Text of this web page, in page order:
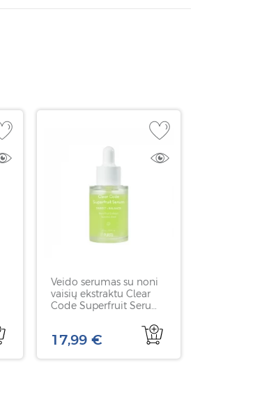
Veido serumas su noni
vaisių ekstraktu Clear
Code Superfruit Serum,
17,99 €